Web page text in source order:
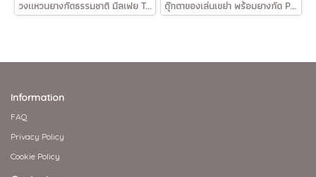
วงแหวนยางกัดธรรมชาติ มีลเฟย Teething Ring Mille-Feuille Sophie la girafe ตุ๊กตาของเล่นเขย่า พร้อมยางกัด Plush rattle to chew
Information
FAQ
Privacy Policy
Cookie Policy